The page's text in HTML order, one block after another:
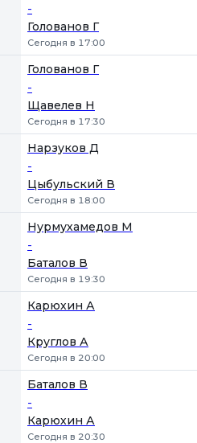
-
Голованов Г
Сегодня в 17:00
Голованов Г
-
Щавелев Н
Сегодня в 17:30
Нарзуков Д
-
Цыбульский В
Сегодня в 18:00
Нурмухамедов М
-
Баталов В
Сегодня в 19:30
Карюхин А
-
Круглов А
Сегодня в 20:00
Баталов В
-
Карюхин А
Сегодня в 20:30